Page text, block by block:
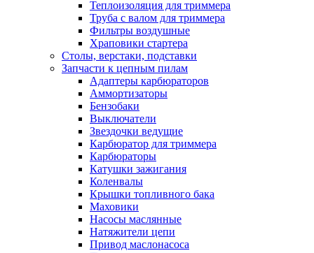
Теплоизоляция для триммера
Труба с валом для триммера
Фильтры воздушные
Храповики стартера
Столы, верстаки, подставки
Запчасти к цепным пилам
Адаптеры карбюраторов
Аммортизаторы
Бензобаки
Выключатели
Звездочки ведущие
Карбюратор для триммера
Карбюраторы
Катушки зажигания
Коленвалы
Крышки топливного бака
Маховики
Насосы маслянные
Натяжители цепи
Привод маслонасоса